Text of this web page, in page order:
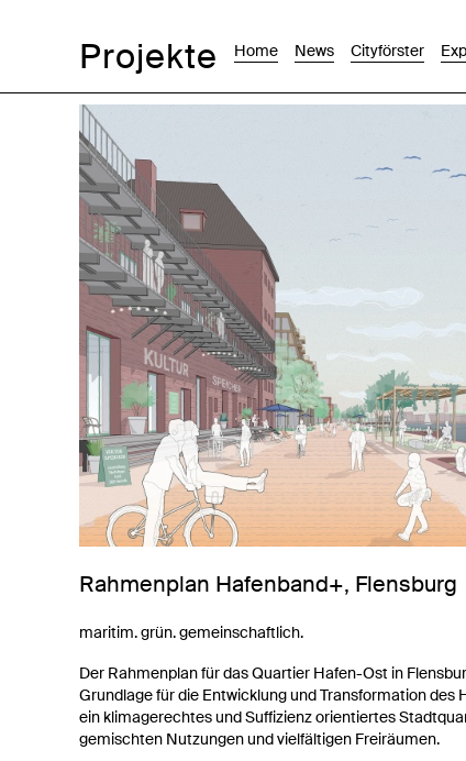
Projekte Home News Cityförster
Rahmenplan Hafenband+, Flensburg
maritim. grün. gemeinschaftlich.
Der Rahmenplan für das Quartier Hafen-Ost in
Grundlage für die Entwicklung und Transformation des
ein klimagerechtes und Suffizienz orientiertes
gemischten Nutzungen und vielfältigen Freiräumen.